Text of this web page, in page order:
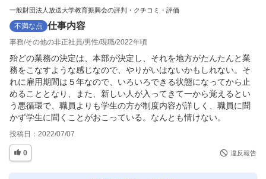
一般財団法人放送大学教育振興会の評判・クチコミ・評価
不満な点 仕事内容
事務 その他の非正社員 男性 現職 2022年頃
殆どの業務の決定は、本部が決定し、それを地方がたんたんと業
務をこなすような感じなので、やりがいはないかもしれない。そ
れに雇用期間は５年なので、いろいろできる状態になってから止
めることとなり、また、新しい人が入ってきて一から覚えるとい
う悪循環で、職員よりも学生の方が制度内容が詳しく、職員に聞
かず学生に聞くことがおこっている。なんとも情けない。
投稿日： 2022/07/07
0 違反報告